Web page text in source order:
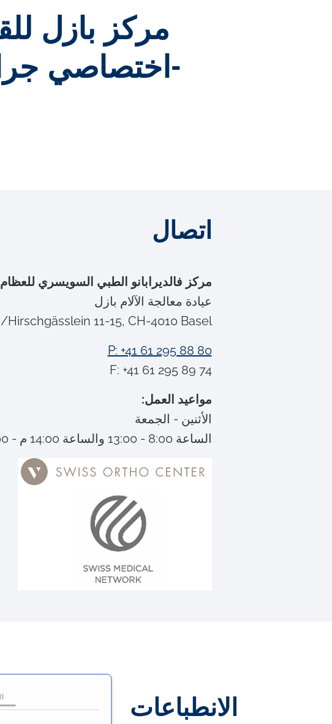
مركز بازل
-اختصاصي
اتصال
مركز فالديرابانو الطبي السويسري للعظام
عيادة معالجة الآلام بازل
Hirschgässlein 11-15, CH-4010 Basel/بازل
P: +41 61 295 88 80
F: +41 61 295 89 74
مواعيد العمل:
الأثنين - الجمعة
الساعة 8:00 - 13:00 والساعة 14:00 م - 17:00 م
الانطباعات